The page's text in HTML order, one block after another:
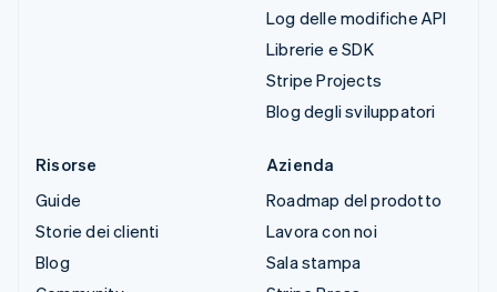
Log delle modifiche API
Librerie e SDK
Stripe Projects
Blog degli sviluppatori
Risorse
Guide
Storie dei clienti
Blog
Azienda
Roadmap del prodotto
Lavora con noi
Sala stampa